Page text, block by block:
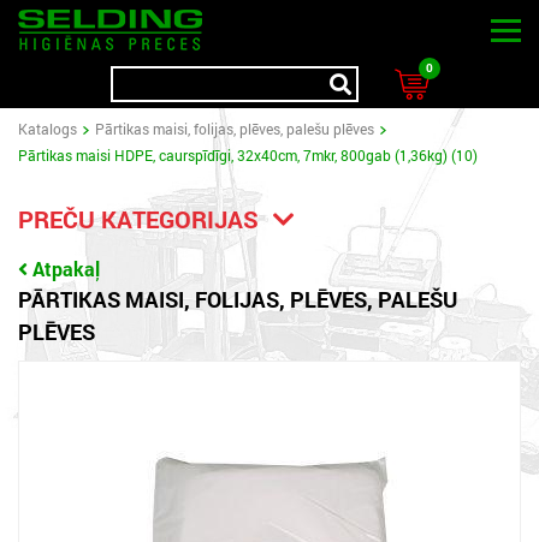
0
Katalogs
Pārtikas maisi, folijas, plēves, palešu plēves
Pārtikas maisi HDPE, caurspīdīgi, 32x40cm, 7mkr, 800gab (1,36kg) (10)
PREČU KATEGORIJAS
Atpakaļ
PĀRTIKAS MAISI, FOLIJAS, PLĒVES, PALEŠU
PLĒVES